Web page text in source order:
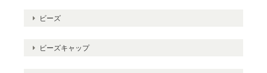
ビーズ
ビーズキャップ